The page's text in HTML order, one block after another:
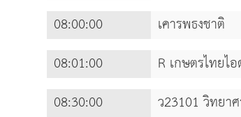
08:00:00
เคารพธงชาติ
08:01:00
R เกษตรไทยไ
08:30:00
ว23101 วิทยา